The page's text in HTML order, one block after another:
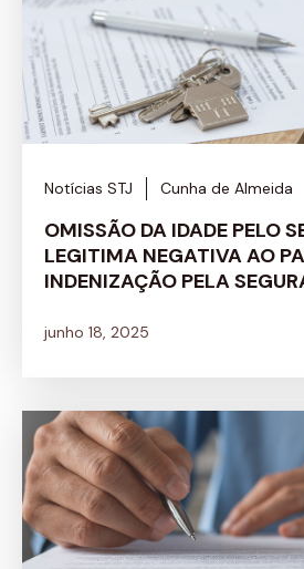
Notícias STJ Cunha de Almeida
OMISSÃO DA IDADE PELO
LEGITIMA NEGATIVA AO
INDENIZAÇÃO PELA
junho 18, 2025